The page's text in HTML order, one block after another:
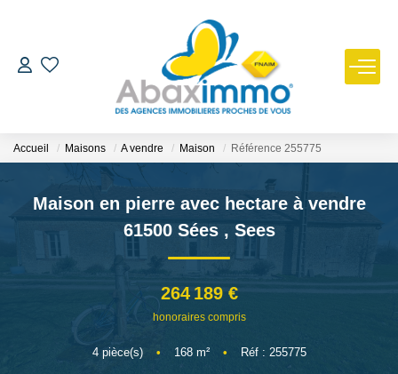
ESTIMER
ACHETER
LOUER
NOUS REJOINDRE
NOTRE AGENCE
Accueil Maisons A vendre Maison Référence 255775
Maison en pierre avec hectare à vendre
61500 Sées , Sees
264 189 €
honoraires compris
4pièce(s) • 168m² • Réf : 255775